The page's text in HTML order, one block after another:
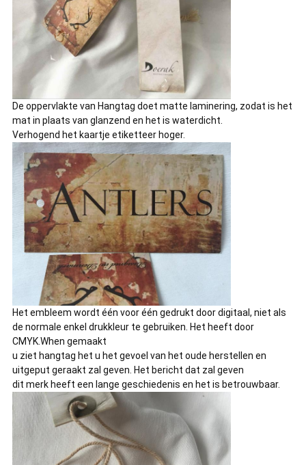
De oppervlakte van Hangtag doet matte laminering, zodat is het
mat in plaats van glanzend en het is waterdicht.
Verhogend het kaartje etiketteer hoger.
Het embleem wordt één voor één gedrukt door digitaal, niet als
de normale enkel drukkleur te gebruiken. Het heeft door
CMYK.When gemaakt
u ziet hangtag het u het gevoel van het oude herstellen en
uitgeput geraakt zal geven. Het bericht dat zal geven
dit merk heeft een lange geschiedenis en het is betrouwbaar.